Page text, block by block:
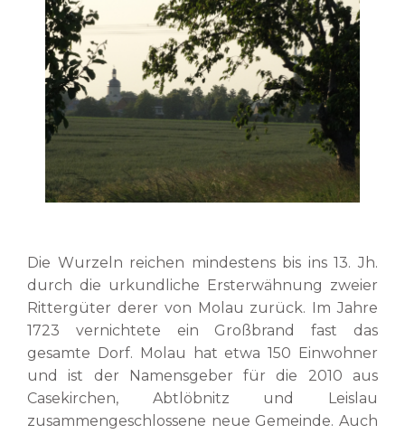
Die Wurzeln reichen mindestens bis ins 13. Jh.
durch die urkundliche Ersterwähnung zweier
Rittergüter derer von Molau zurück. Im Jahre
1723 vernichtete ein Großbrand fast das
gesamte Dorf. Molau hat etwa 150 Einwohner
und ist der Namensgeber für die 2010 aus
Casekirchen, Abtlöbnitz und Leislau
zusammengeschlossene neue Gemeinde. Auch